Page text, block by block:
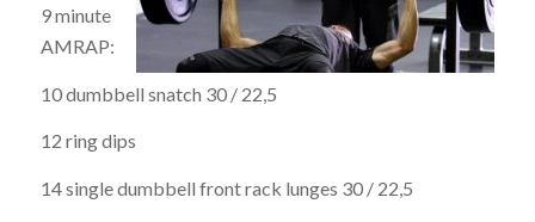
9 minute
AMRAP:
10 dumbbell snatch 30 / 22,5
12 ring dips
14 single dumbbell front rack lunges 30 / 22,5